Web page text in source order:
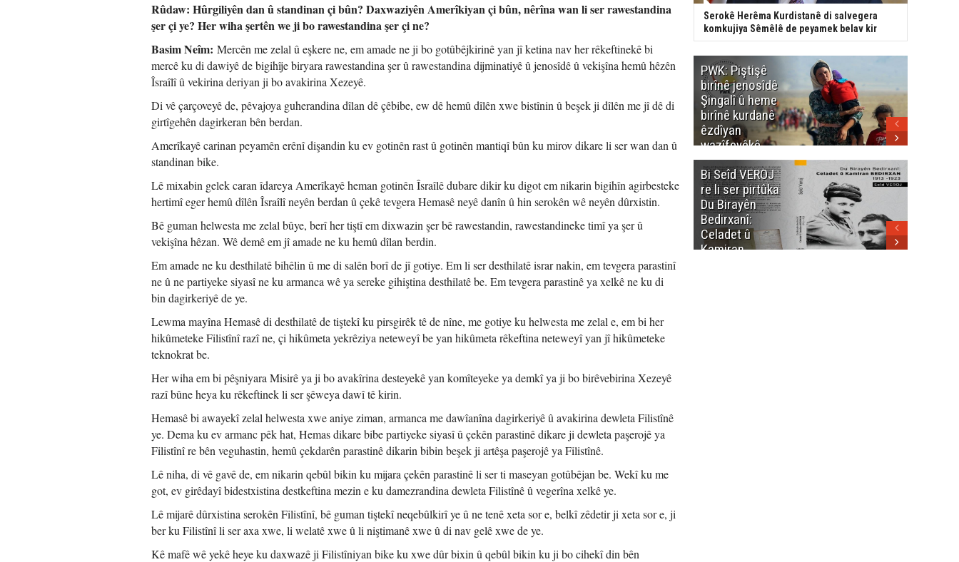
Rûdaw: Hûrgiliyên dan û standinan çi bûn? Daxwaziyên Amerîkiyan çi bûn, nêrîna wan li ser rawestandina
şer çi ye? Her wiha şertên we ji bo rawestandina şer çi ne?
Basim Neîm: Mercên me zelal û eşkere ne, em amade ne ji bo gotûbêjkirinê yan jî ketina nav her rêkeftinekê bi
mercê ku di dawiyê de bigihîje biryara rawestandina şer û rawestandina dijminatiyê û jenosîdê û vekişîna hemû hêzên
Îsraîlî û vekirina deriyan ji bo avakirina Xezeyê.
Di vê çarçoveyê de, pêvajoya guherandina dîlan dê çêbibe, ew dê hemû dîlên xwe bistînin û beşek ji dîlên me jî dê di
girtîgehên dagirkeran bên berdan.
Amerîkayê carinan peyamên erênî dişandin ku ev gotinên rast û gotinên mantiqî bûn ku mirov dikare li ser wan dan û
standinan bike.
Lê mixabin gelek caran îdareya Amerîkayê heman gotinên Îsraîlê dubare dikir ku digot em nikarin bigihîn agirbesteke
hertimî eger hemû dîlên Îsraîlî neyên berdan û çekê tevgera Hemasê neyê danîn û hin serokên wê neyên dûrxistin.
Bê guman helwesta me zelal bûye, berî her tiştî em dixwazin şer bê rawestandin, rawestandineke timî ya şer û
vekişîna hêzan. Wê demê em jî amade ne ku hemû dîlan berdin.
Em amade ne ku desthilatê bihêlin û me di salên borî de jî gotiye. Em li ser desthilatê israr nakin, em tevgera parastinî
ne û ne partiyeke siyasî ne ku armanca wê ya sereke gihiştina desthilatê be. Em tevgera parastinê ya xelkê ne ku di
bin dagirkeriyê de ye.
Lewma mayîna Hemasê di desthilatê de tiştekî ku pirsgirêk tê de nîne, me gotiye ku helwesta me zelal e, em bi her
hikûmeteke Filistînî razî ne, çi hikûmeta yekrêziya neteweyî be yan hikûmeta rêkeftina neteweyî yan jî hikûmeteke
teknokrat be.
Her wiha em bi pêşniyara Misirê ya ji bo avakîrina desteyekê yan komîteyeke ya demkî ya ji bo birêvebirina Xezeyê
razî bûne heya ku rêkeftinek li ser şêweya dawî tê kirin.
Hemasê bi awayekî zelal helwesta xwe aniye ziman, armanca me dawîanîna dagirkeriyê û avakirina dewleta Filistînê
ye. Dema ku ev armanc pêk hat, Hemas dikare bibe partiyeke siyasî û çekên parastinê dikare ji dewleta paşerojê ya
Filistînî re bên veguhastin, hemû çekdarên parastinê dikarin bibin beşek ji artêşa paşerojê ya Filistînê.
Lê niha, di vê gavê de, em nikarin qebûl bikin ku mijara çekên parastinê li ser ti maseyan gotûbêjan be. Wekî ku me
got, ev girêdayî bidestxistina destkeftina mezin e ku damezrandina dewleta Filistînê û vegerîna xelkê ye.
Lê mijarê dûrxistina serokên Filistînî, bê guman tiştekî neqebûlkirî ye û ne tenê xeta sor e, belkî zêdetir ji xeta sor e, ji
ber ku Filistînî li ser axa xwe, li welatê xwe û li niştimanê xwe û di nav gelê xwe de ye.
Kê mafê wê yekê heye ku daxwazê ji Filistîniyan bike ku xwe dûr bixin û qebûl bikin ku ji bo cihekî din bên
Serokê Herêma Kurdistanê di salvegera
komkujiya Sêmêlê de peyamek belav kir
PWK: Piştişê
birînê jenosîdê
Şingalî û heme
birînê kurdanê
êzdîyan
wazîfeyêkê
neteweyî yê
heme kurdanê
dinya yo
Bi Seîd VEROJ
re li ser pirtûka
Du Birayên
Bedirxanî:
Celadet û
Kamiran